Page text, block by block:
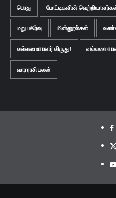
பொது போட்டிகளின்
மறு பகிர்வு மின்னூல்கள்
வல்லமையாளர் விருது!
வார ராசி பலன்